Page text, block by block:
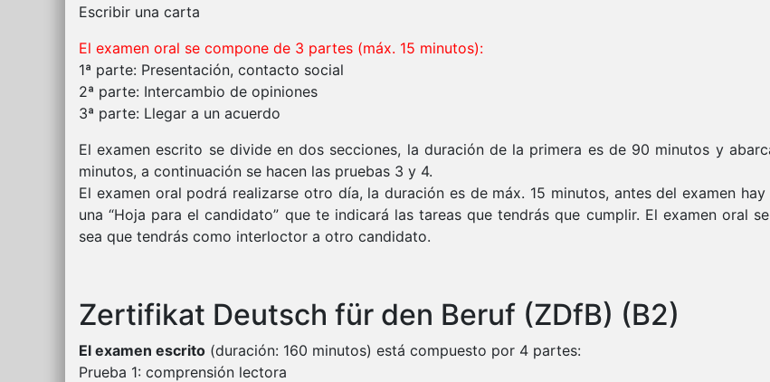
Escribir una carta
El examen oral se compone de 3 partes (máx. 15 minutos):
1ª parte: Presentación, contacto social
2ª parte: Intercambio de opiniones
3ª parte: Llegar a un acuerdo
El examen escrito se divide en dos secciones, la duración de la primera es de 90 minutos y
minutos, a continuación se hacen las pruebas 3 y 4.
El examen oral podrá realizarse otro día, la duración es de máx. 15 minutos, antes del examen
una “Hoja para el candidato” que te indicará las tareas que tendrás que cumplir. El examen oral
sea que tendrás como interloctor a otro candidato.
Zertifikat Deutsch für den Beruf (ZDfB) (B2)
El examen escrito (duración: 160 minutos) está compuesto por 4 partes:
Prueba 1: comprensión lectora